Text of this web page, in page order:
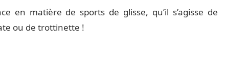
en matière de sports de glisse, qu’il s’agisse de
ou de trottinette !